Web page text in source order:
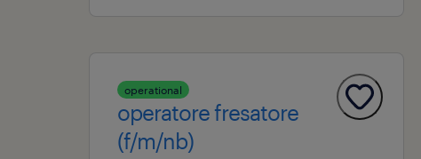
operational
operatore fresatore
(f/m/nb)